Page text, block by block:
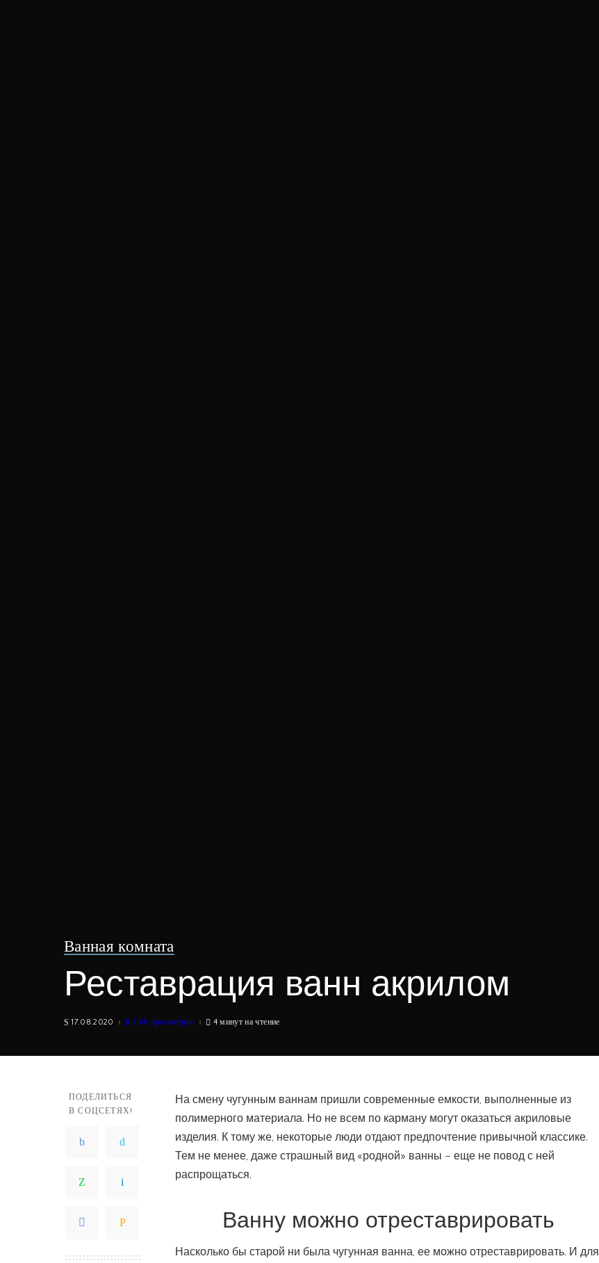
Ванная комната
Реставрация ванн акрилом
17.08.2020 7.6k просмотров 4 минут на чтение
ПОДЕЛИТЬСЯ
В СОЦСЕТЯХ!
На смену чугунным ваннам пришли современные емкости, выполненные из
полимерного материала. Но не всем по карману могут оказаться акриловые
изделия. К тому же, некоторые люди отдают предпочтение привычной классике.
Тем не менее, даже страшный вид «родной» ванны – еще не повод с ней
распрощаться.
Ванну можно отреставрировать
Насколько бы старой ни была чугунная ванна, ее можно отреставрировать. И для